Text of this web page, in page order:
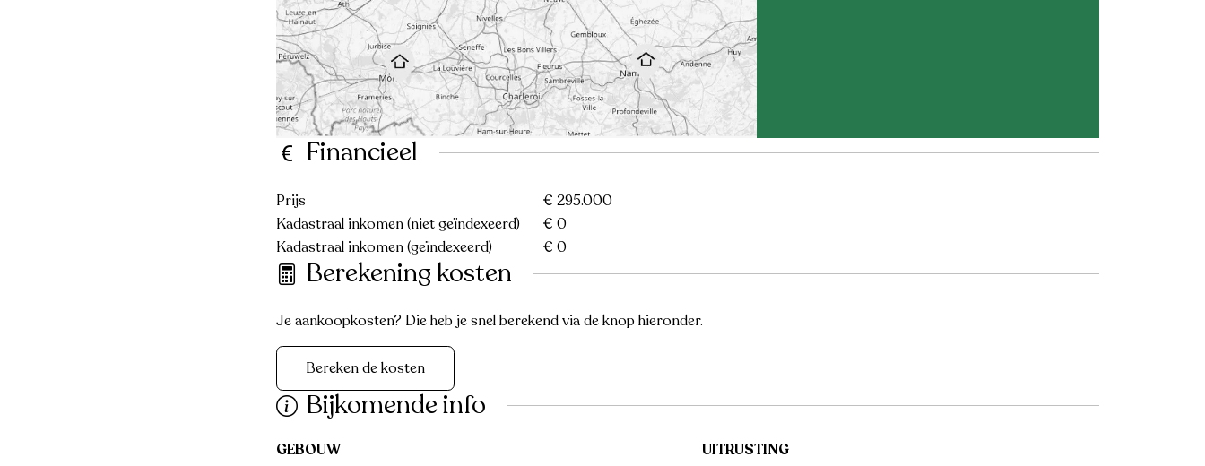
Financieel
Prijs
€ 295.000
Kadastraal inkomen (niet geïndexeerd)
€ 0
Kadastraal inkomen (geïndexeerd)
€ 0
Berekening kosten
Je aankoopkosten? Die heb je snel berekend via de knop hieronder.
Bereken de kosten
Bijkomende info
GEBOUW
UITRUSTING